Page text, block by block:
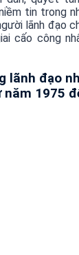
tin trong
lãnh đạo
cấo công
lãnh đạo
1975